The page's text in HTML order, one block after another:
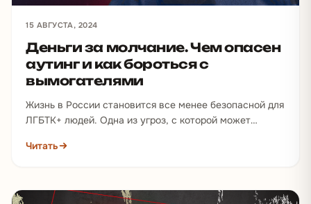
15 АВГУСТА, 2024
Деньги за молчание. Чем опасен
аутинг и как бороться с
вымогателями
Жизнь в России становится все менее безопасной для
ЛГБТК+ людей. Одна из угроз, с которой может
аутинг.…
Читать